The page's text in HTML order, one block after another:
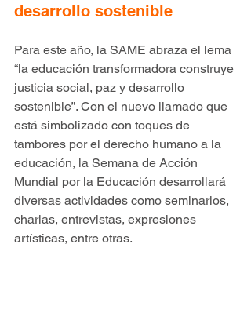
desarrollo sostenible
Para este año, la SAME abraza el lema
“la educación transformadora construye
justicia social, paz y desarrollo
sostenible”. Con el nuevo llamado que
está simbolizado con toques de
tambores por el derecho humano a la
educación, la Semana de Acción
Mundial por la Educación desarrollará
diversas actividades como seminarios,
charlas, entrevistas, expresiones
artísticas, entre otras.